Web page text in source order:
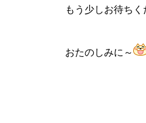
もう少しお待ちく
おたのしみに～